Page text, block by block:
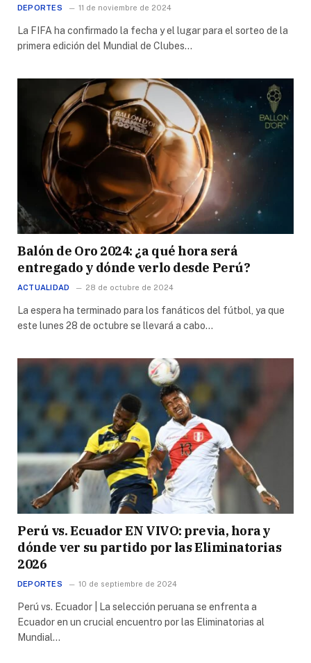
DEPORTES 11 de noviembre de 2024
La FIFA ha confirmado la fecha y el lugar para el sorteo de la
primera edición del Mundial de Clubes…
Balón de Oro 2024: ¿a qué hora será
entregado y dónde verlo desde Perú?
ACTUALIDAD 28 de octubre de 2024
La espera ha terminado para los fanáticos del fútbol, ya que
este lunes 28 de octubre se llevará a cabo…
Perú vs. Ecuador EN VIVO: previa, hora y
dónde ver su partido por las Eliminatorias
2026
DEPORTES 10 de septiembre de 2024
Perú vs. Ecuador | La selección peruana se enfrenta a
Ecuador en un crucial encuentro por las Eliminatorias al
Mundial…